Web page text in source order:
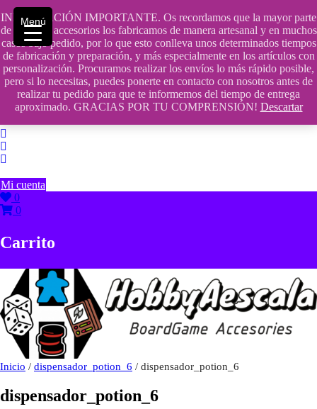
INFORMACIÓN IMPORTANTE. Os recordamos que la mayor parte
de nuestros accesorios los fabricamos de manera artesanal y en muchos
casos bajo pedido, por lo que esto conlleva unos determinados tiempos
de fabricación y preparación, y más especialmente en los artículos con
personalización. Procuramos realizar los envíos lo más rápido posible,
pero si lo necesitas, puedes ponerte en contacto con nosotros antes de
realizar tu pedido para que te informemos del tiempo de entrega
aproximado. GRACIAS POR TU COMPRENSIÓN! Descartar
Saltar
contenido
609241475 SOLO DE 10:00 a 14:00
info@hobbyaescala.com
San Fernando de Henares
10:00 - 14:00
Mi cuenta
0
0
Carrito
Inicio / dispensador_potion_6 / dispensador_potion_6
dispensador_potion_6
Menú